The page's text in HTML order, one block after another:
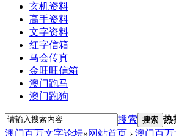
玄机资料
高手资料
文字资料
红字信箱
马会传真
金旺旺信箱
澳门跑马
澳门跑狗
搜索 搜索 热
澳门百万文字论坛»网站首页 › 澳门百